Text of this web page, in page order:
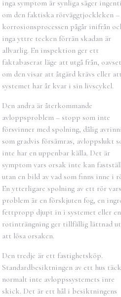
inga symptom är synliga säger
om den faktiska rörväggtjockleken –
korrosionsprocessen pågår inifrån
inga yttre tecken förrän skadan är
allvarlig. En inspektion ger ett
faktabaserat läge att utgå från,
om den visar att åtgärd krävs eller att
systemet har år kvar i sin livscykel.
Den andra är återkommande
avloppsproblem – stopp som inte
försvinner med spolning, dålig
som gradvis försämras, avloppslukt
inte har en uppenbar källa. Det är
symptom vars orsak inte kan
utan en bild av vad som finns inne i
En ytterligare spolning av ett rör vars
problem är en förskjuten fog, en
fettpropp djupt in i systemet eller en
rotinträngning ger tillfällig lättnad
att lösa orsaken.
Den tredje är ett fastighetsköp.
Standardbesiktningen av ett hus
normalt inte avloppssystemets inre
skick. Det är ett hål i besiktningens